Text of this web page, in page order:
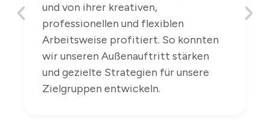
und von ihrer kreativen,
professionellen und flexiblen
Arbeitsweise profitiert. So konnten
wir unseren Außenauftritt stärken
und gezielte Strategien für unsere
Zielgruppen entwickeln.